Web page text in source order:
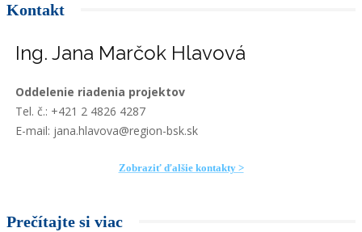
Kontakt
Ing. Jana Marčok Hlavová
Oddelenie riadenia projektov
Tel. č.: +421 2 4826 4287
E-mail: jana.hlavova@region-bsk.sk
Zobraziť ďalšie kontakty >
Prečítajte si viac